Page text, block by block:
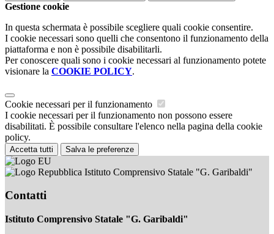
Gestione cookie
In questa schermata è possibile scegliere quali cookie consentire.
I cookie necessari sono quelli che consentono il funzionamento della
piattaforma e non è possibile disabilitarli.
Per conoscere quali sono i cookie necessari al funzionamento potete
visionare la COOKIE POLICY.
Cookie necessari per il funzionamento
I cookie necessari per il funzionamento non possono essere
disabilitati. È possibile consultare l'elenco nella pagina della cookie
policy.
Accetta tutti Salva le preferenze
Istituto Comprensivo Statale "G. Garibaldi"
Contatti
Istituto Comprensivo Statale "G. Garibaldi"